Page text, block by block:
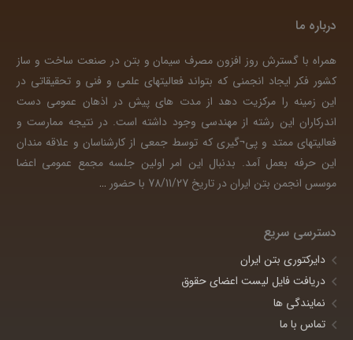
درباره ما
همراه با گسترش روز افزون مصرف سیمان و بتن در صنعت ساخت و ساز
کشور فکر ایجاد انجمنی که بتواند فعالیتهای علمی و فنی و تحقیقاتی در
این زمینه را مرکزیت دهد از مدت های پیش در اذهان عمومی دست
اندرکاران این رشته از مهندسی وجود داشته است. در نتیجه ممارست و
فعالیتهای ممتد و پی¬گیری که توسط جمعی از کارشناسان و علاقه مندان
این حرفه بعمل آمد. بدنبال این امر اولین جلسه مجمع عمومی اعضا
موسس انجمن بتن ایران در تاریخ 78/11/27 با حضور
…
دسترسی سریع
دایرکتوری بتن ایران
دریافت فایل لیست اعضای حقوق
نمایندگی ها
تماس با ما